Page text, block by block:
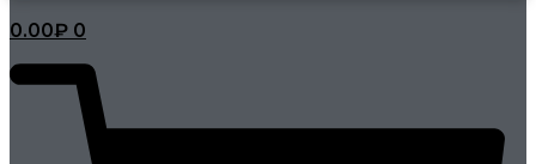
0.00₽ 0